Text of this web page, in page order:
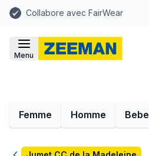
Collabore avec FairWear
Menu
Femme Homme Bebe